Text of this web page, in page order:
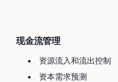
现金流管理
资源流入和流出控制
资本需求预测